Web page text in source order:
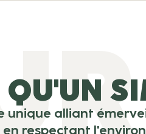
unique alliant